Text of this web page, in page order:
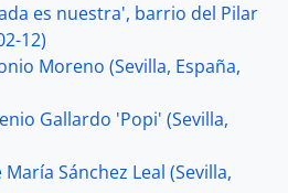
es nuestra', barrio del Pilar
12)
Moreno (Sevilla, España,
Gallardo 'Popi' (Sevilla,
Sánchez Leal (Sevilla,